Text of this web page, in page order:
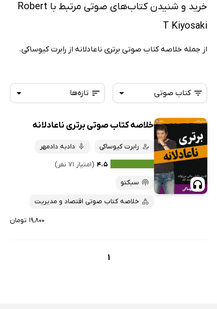
خرید و شنیدن کتاب‌های صوتی مرتبط با Robert
T Kiyosaki
از جمله خلاصه کتاب صوتی برتری ناعادلانه از رابرت کیوساکی.
تازه‌ها
تازه‌ها
داغ‌ترین‌ها
پرفروش‌ها
ارزان ترین‌ها
کتاب صوتی
همه کتاب‌ها
کتاب‌های صوتی
کتاب‌های متنی
خلاصه کتاب صوتی برتری ناعادلانه
رابرت کیوساکی
دادبه دادمهر
۴.۵ (امتیاز ۷۱ نفر)
سبکتو
خلاصه کتاب صوتی اقتصاد و مدیریت
۱۹,۸۰۰ تومان
1